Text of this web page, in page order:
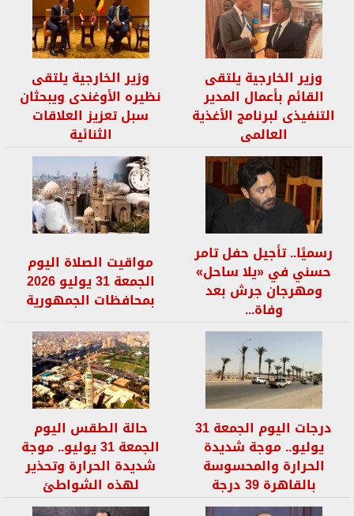
وزير الخارجية يلتقى
القائم بأعمال المدير
التنفيذى لبرنامج الأغذية
العالمى
وزير الخارجية يلتقى
نظيره الأوغندى ويبحثان
سبل تعزيز العلاقات
الثنائية
رسميًا.. تأجيل حفل تامر
حسني في «يلا ساحل»
ومهرجان جرش بعد
وفاة...
مواقيت الصلاة اليوم
الجمعة 31 يوليو 2026
بمحافظات الجمهورية
درجات اليوم الجمعة 31
يوليو.. موجة شديدة
الحرارة والمحسوسة
بالقاهرة 39 درجة
حالة الطقس اليوم
الجمعة 31 يوليو.. موجة
شديدة الحرارة وتحذير
لهذه الشواطئ